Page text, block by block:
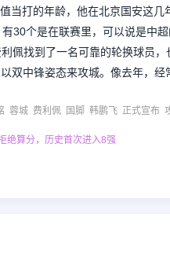
当打的年龄，他在北京国安这
30个是在联赛里，可以说是中超
佩找到了一名可靠的轮换球员
双中锋姿态来攻城。像去年，
蓉城 费利佩 国脚 韩鹏飞 正式宣布
绝算分，历史首次进入8强